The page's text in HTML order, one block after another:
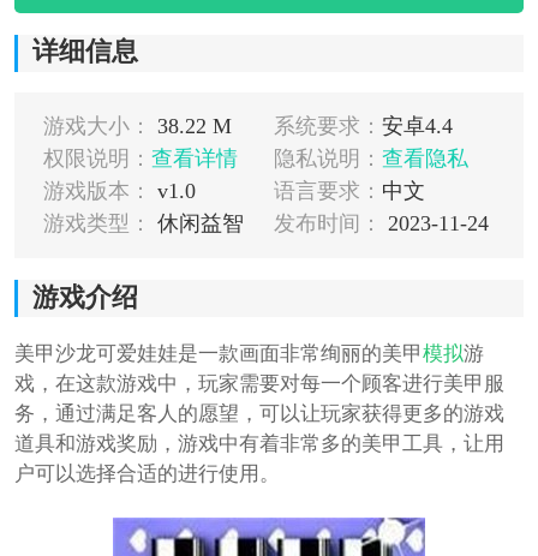
详细信息
游戏大小： 38.22 M 系统要求： 安卓4.4
权限说明： 查看详情 隐私说明： 查看隐私
游戏版本：
v1.0 语言要求： 中文
游戏类型：
休闲益智 发布时间： 2023-11-24
游戏介绍
美甲沙龙可爱娃娃是一款画面非常绚丽的美甲模拟游
戏，在这款游戏中，玩家需要对每一个顾客进行美甲服
务，通过满足客人的愿望，可以让玩家获得更多的游戏
道具和游戏奖励，游戏中有着非常多的美甲工具，让用
户可以选择合适的进行使用。